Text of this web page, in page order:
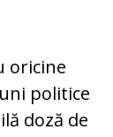
oricine
politice
doză de